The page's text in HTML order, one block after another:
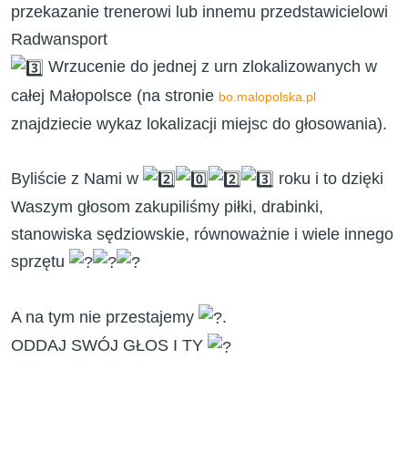
przekazanie trenerowi lub innemu przedstawicielowi
Radwansport
Wrzucenie do jednej z urn zlokalizowanych w
całej Małopolsce (na stronie bo.malopolska.pl
znajdziecie wykaz lokalizacji miejsc do głosowania).
Byliście z Nami w
roku i to dzięki
Waszym głosom zakupiliśmy piłki, drabinki,
stanowiska sędziowskie, równoważnie i wiele innego
sprzętu
A na tym nie przestajemy
.
ODDAJ SWÓJ GŁOS I TY